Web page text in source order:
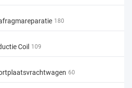
180
Coil 109
60